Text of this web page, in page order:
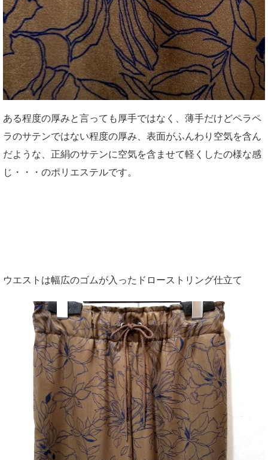
ある程度の厚みと言っても厚手ではなく、薄手だけどペラペ
ラのサテンではない程度の厚み、表面がふんわり空気を含ん
だような、正絹のサテンに空気を含ませて軽くしたの様な感
じ・・・のポリエステルです。
ウエストは幅広のゴムが入ったドローストリング仕立て